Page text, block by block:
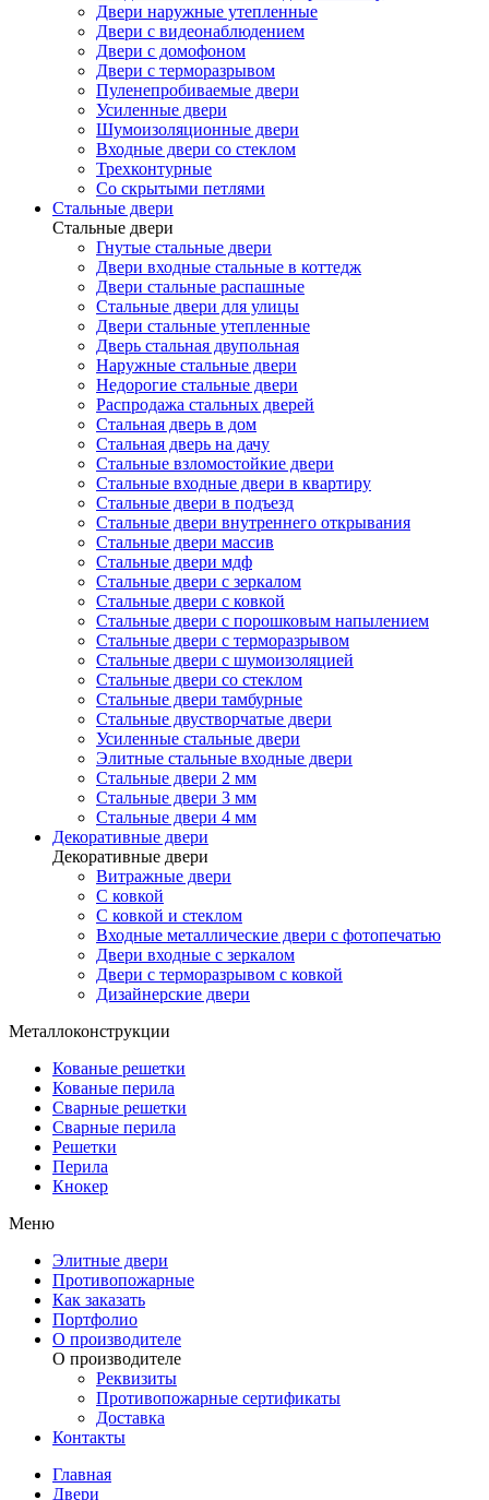
Двери наружные утепленные
Двери с видеонаблюдением
Двери с домофоном
Двери с терморазрывом
Пуленепробиваемые двери
Усиленные двери
Шумоизоляционные двери
Входные двери со стеклом
Трехконтурные
Со скрытыми петлями
Стальные двери
Стальные двери
Гнутые стальные двери
Двери входные стальные в коттедж
Двери стальные распашные
Стальные двери для улицы
Двери стальные утепленные
Дверь стальная двупольная
Наружные стальные двери
Недорогие стальные двери
Распродажа стальных дверей
Стальная дверь в дом
Стальная дверь на дачу
Стальные взломостойкие двери
Стальные входные двери в квартиру
Стальные двери в подъезд
Стальные двери внутреннего открывания
Стальные двери массив
Стальные двери мдф
Стальные двери с зеркалом
Стальные двери с ковкой
Стальные двери с порошковым напылением
Стальные двери с терморазрывом
Стальные двери с шумоизоляцией
Стальные двери со стеклом
Стальные двери тамбурные
Стальные двустворчатые двери
Усиленные стальные двери
Элитные стальные входные двери
Стальные двери 2 мм
Стальные двери 3 мм
Стальные двери 4 мм
Декоративные двери
Декоративные двери
Витражные двери
С ковкой
С ковкой и стеклом
Входные металлические двери с фотопечатью
Двери входные с зеркалом
Двери с терморазрывом с ковкой
Дизайнерские двери
Металлоконструкции
Кованые решетки
Кованые перила
Сварные решетки
Сварные перила
Решетки
Перила
Кнокер
Меню
Элитные двери
Противопожарные
Как заказать
Портфолио
О производителе
О производителе
Реквизиты
Противопожарные сертификаты
Доставка
Контакты
Главная
Двери